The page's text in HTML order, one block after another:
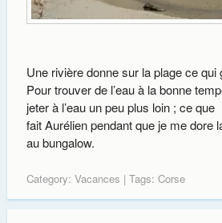
Une rivière donne sur la plage ce qui
Pour trouver de l’eau à la bonne
jeter à l’eau un peu plus loin ; ce que
fait Aurélien pendant que je me dore
au bungalow.
Category: Vacances | Tags: Corse